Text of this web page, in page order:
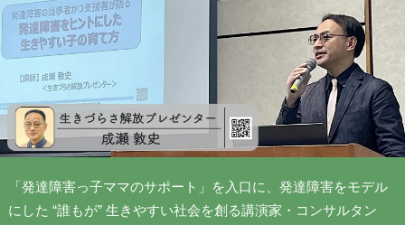
「発達障害っ子ママのサポート」を入口に、発達障害をモデル
にした “誰もが” 生きやすい社会を創る講演家・コンサルタン